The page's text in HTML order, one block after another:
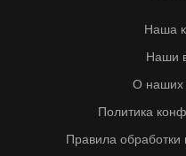
Наша
Наши
О наших
Политика
Правила